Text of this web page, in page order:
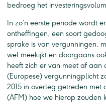
bedroeg het
In zo’n eerste periode wordt
ontheffingen, een soort
sprake is van vergunningen,
wel meekijkt en doorgaans
heeft zich er van meet af aan
(Europese) vergunningplicht
2015 in overleg getreden met
(AFM) hoe we hierop zouden